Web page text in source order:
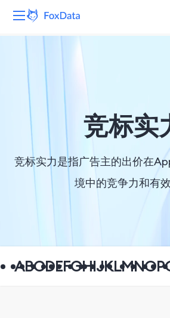
产品
解决方案 竞标实
竞标实力是指广告主的出价在
境中的竞争力和有
ABCDEFGHIJKLMNOP